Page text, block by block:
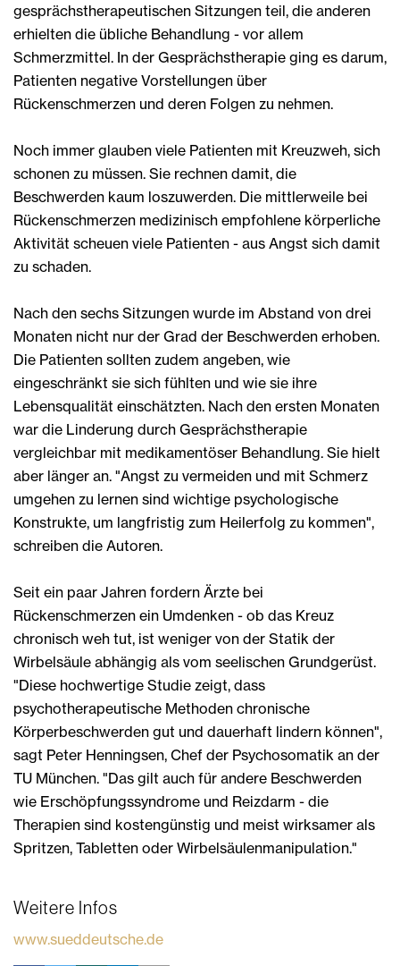
gesprächstherapeutischen Sitzungen teil, die anderen
erhielten die übliche Behandlung - vor allem
Schmerzmittel. In der Gesprächstherapie ging es darum,
Patienten negative Vorstellungen über
Rückenschmerzen und deren Folgen zu nehmen.
Noch immer glauben viele Patienten mit Kreuzweh, sich
schonen zu müssen. Sie rechnen damit, die
Beschwerden kaum loszuwerden. Die mittlerweile bei
Rückenschmerzen medizinisch empfohlene körperliche
Aktivität scheuen viele Patienten - aus Angst sich damit
zu schaden.
Nach den sechs Sitzungen wurde im Abstand von drei
Monaten nicht nur der Grad der Beschwerden erhoben.
Die Patienten sollten zudem angeben, wie
eingeschränkt sie sich fühlten und wie sie ihre
Lebensqualität einschätzten. Nach den ersten Monaten
war die Linderung durch Gesprächstherapie
vergleichbar mit medikamentöser Behandlung. Sie hielt
aber länger an. "Angst zu vermeiden und mit Schmerz
umgehen zu lernen sind wichtige psychologische
Konstrukte, um langfristig zum Heilerfolg zu kommen",
schreiben die Autoren.
Seit ein paar Jahren fordern Ärzte bei
Rückenschmerzen ein Umdenken - ob das Kreuz
chronisch weh tut, ist weniger von der Statik der
Wirbelsäule abhängig als vom seelischen Grundgerüst.
"Diese hochwertige Studie zeigt, dass
psychotherapeutische Methoden chronische
Körperbeschwerden gut und dauerhaft lindern können",
sagt Peter Henningsen, Chef der Psychosomatik an der
TU München. "Das gilt auch für andere Beschwerden
wie Erschöpfungssyndrome und Reizdarm - die
Therapien sind kostengünstig und meist wirksamer als
Spritzen, Tabletten oder Wirbelsäulenmanipulation."
Weitere Infos
www.sueddeutsche.de